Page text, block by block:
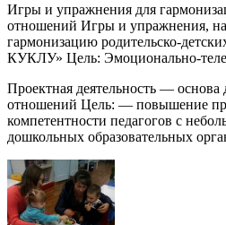
Игры и упражнения для
отношений Игры и упражнения,
гармонизацию родительско-
КУКЛУ» Цель: Эмоционально-
Проектная деятельность — основа
отношений Цель: — повышение
компетентности педагогов с
дошкольных образовательных